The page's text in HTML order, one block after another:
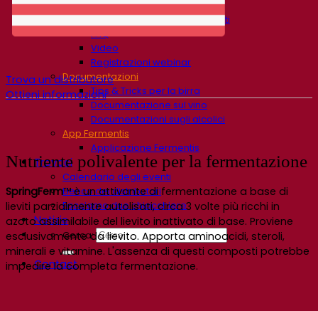
Centro di conoscenza
Approfondimenti degli esperti
FAQ
Video
Registrazioni webinar
Documentazioni
Tips & Tricks per la birra
Documentazione sul vino
Documentazioni sugli alcolici
App Fermentis
Applicazione Fermentis
Trovaci
Calendario degli eventi
Elenco dei distributori
Facciamo due chiacchiere
Notizie
Cerca:
Contact
Trova un distributore
Ottieni informazioni
Nutriente polivalente per la fermentazione
SpringFerm™ è un attivante di fermentazione a base di
lieviti parzialmente autolisati, circa 3 volte più ricchi in
azoto assimilabile del lievito inattivato di base. Proviene
esclusivamente da lievito. Apporta aminoacidi, steroli,
minerali e vitamine. L'assenza di questi composti potrebbe
impedire la completa fermentazione.